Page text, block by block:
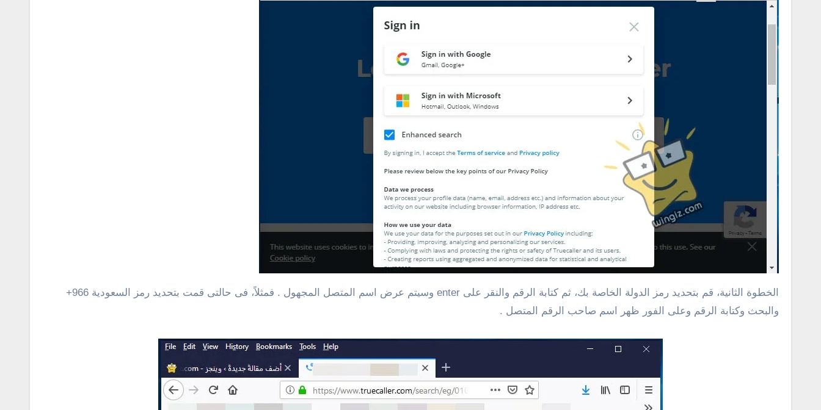
الخطوة الثانية، قم بتحديد رمز الدولة الخاصة بك، ثم كتابة الرقم والنقر على enter وسيتم عرض اسم المتصل المجهول . فمثلاً، فى حالتى قمت بتحديد رمز السعودية 966+
والبحث وكتابة الرقم وعلى الفور ظهر اسم صاحب الرقم المتصل .